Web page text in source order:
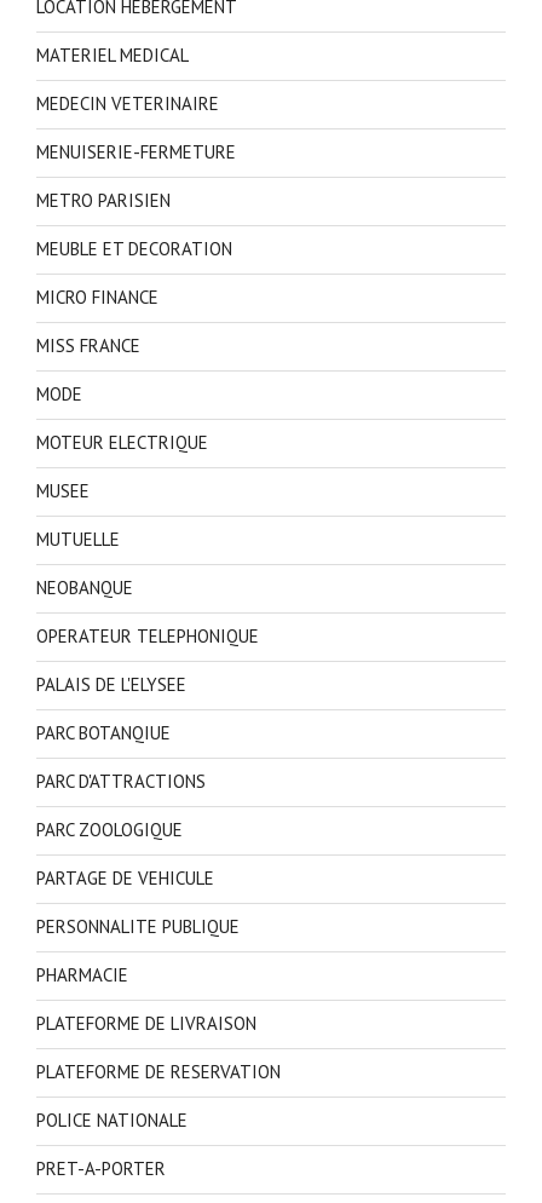
LOCATION HEBERGEMENT
MATERIEL MEDICAL
MEDECIN VETERINAIRE
MENUISERIE-FERMETURE
METRO PARISIEN
MEUBLE ET DECORATION
MICRO FINANCE
MISS FRANCE
MODE
MOTEUR ELECTRIQUE
MUSEE
MUTUELLE
NEOBANQUE
OPERATEUR TELEPHONIQUE
PALAIS DE L'ELYSEE
PARC BOTANQIUE
PARC D'ATTRACTIONS
PARC ZOOLOGIQUE
PARTAGE DE VEHICULE
PERSONNALITE PUBLIQUE
PHARMACIE
PLATEFORME DE LIVRAISON
PLATEFORME DE RESERVATION
POLICE NATIONALE
PRET-A-PORTER